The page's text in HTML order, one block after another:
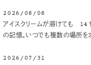
2026/08/08
アイスクリームが溶けても
の記憶。いつでも複数の場所を
2026/07/31